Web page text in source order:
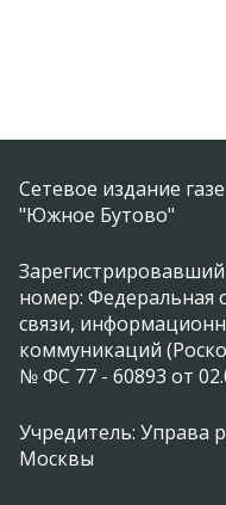
Сетевое издание
"Южное Бутово"
номер: Федеральная
связи,
коммуникаций
№ ФС 77 - 60893 от
Учредитель: Управа
Москвы